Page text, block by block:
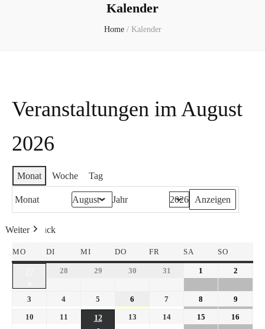
Kalender
Home / Kalender
Veranstaltungen im August
2026
Monat Woche Tag
Monat Jahr
Zurück
Heute
Weiter
MO DI MI DO FR SA SO
28 29 30 31 1 2
3 4 5 6 7 8
9
10
11
12
13 14 15 16